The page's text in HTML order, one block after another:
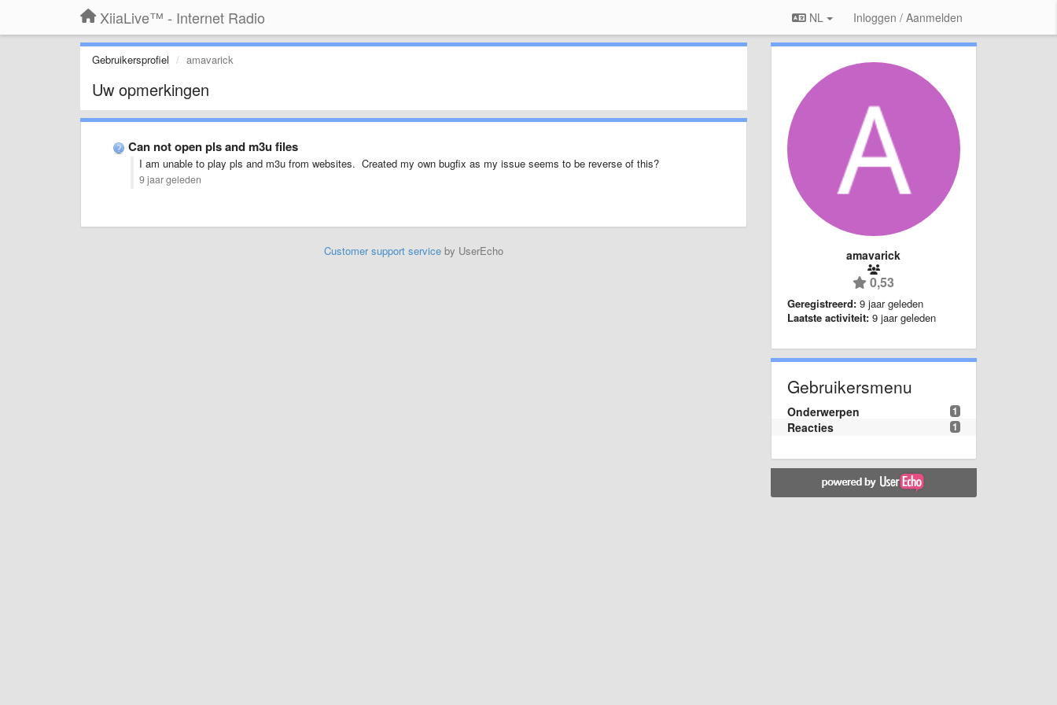
XiiaLive™ - Internet Radio NL Inloggen / Aanmelden
Gebruikersprofiel amavarick
Uw opmerkingen
Can not open pls and m3u files
I am unable to play pls and m3u from websites. Created my own bugfix as my issue seems to be reverse of this?
9 jaar geleden
Customer support serviceby UserEcho amavarick
0,53
Geregistreerd: 9 jaar geleden
Laatste activiteit: 9 jaar geleden
Gebruikersmenu
1
Onderwerpen
1
Reacties